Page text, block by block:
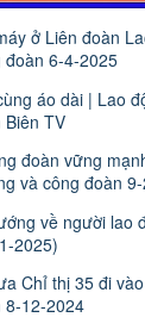
ở Liên đoàn
đoàn 6-4-2025
áo dài | Lao
TV
đoàn vững
và công đoàn
về người lao
2025)
Chỉ thị 35 đi
8-12-2024